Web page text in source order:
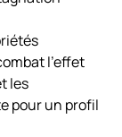
l’effet
les
pour un profil